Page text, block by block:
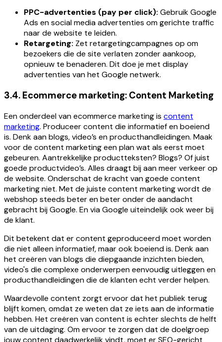
PPC-advertenties (pay per click): Gebruik Google
Ads en social media advertenties om gerichte traffic
naar de website te leiden.
Retargeting: Zet retargetingcampagnes op om
bezoekers die de site verlaten zonder aankoop,
opnieuw te benaderen. Dit doe je met display
advertenties van het Google netwerk.
3.4. Ecommerce marketing: Content Marketing
Een onderdeel van ecommerce marketing is content
marketing. Produceer content die informatief en boeiend
is. Denk aan blogs, video’s en producthandleidingen. Maak
voor de content marketing een plan wat als eerst moet
gebeuren. Aantrekkelijke productteksten? Blogs? Of juist
goede productvideo’s. Alles draagt bij aan meer verkeer op
de website. Onderschat de kracht van goede content
marketing niet. Met de juiste content marketing wordt de
webshop steeds beter en beter onder de aandacht
gebracht bij Google. En via Google uiteindelijk ook weer bij
de klant.
Dit betekent dat er content geproduceerd moet worden
die niet alleen informatief, maar ook boeiend is. Denk aan
het creëren van blogs die diepgaande inzichten bieden,
video's die complexe onderwerpen eenvoudig uitleggen en
producthandleidingen die de klanten echt verder helpen.
Waardevolle content zorgt ervoor dat het publiek terug
blijft komen, omdat ze weten dat ze iets aan de informatie
hebben. Het creëren van content is echter slechts de helft
van de uitdaging. Om ervoor te zorgen dat de doelgroep
jouw content daadwerkelijk vindt, moet er SEO-gericht